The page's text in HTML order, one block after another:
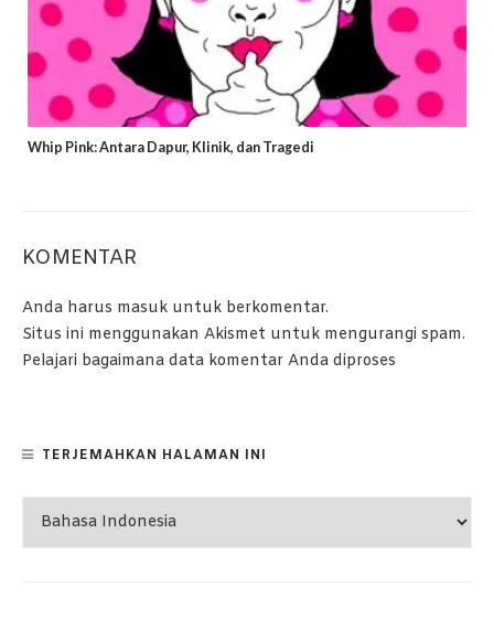
Whip Pink: Antara Dapur, Klinik, dan Tragedi
KOMENTAR
Anda harus masuk untuk berkomentar.
Situs ini menggunakan Akismet untuk mengurangi spam.
Pelajari bagaimana data komentar Anda diproses
TERJEMAHKAN HALAMAN INI